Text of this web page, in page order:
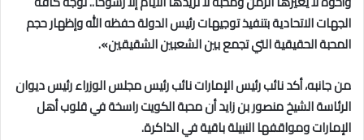
الجهات الاتحادية بتنفيذ توجيهات رئيس الدولة حفظه الله وإظهار حجم
المحبة الحقيقية التي تجمع بين الشعبين الشقيقين».
من جانبه، أكد نائب رئيس الإمارات نائب رئيس مجلس الوزراء رئيس ديوان
الرئاسة الشيخ منصور بن زايد أن محبة الكويت راسخة في قلوب أهل
الإمارات ومواقفها النبيلة باقية في الذاكرة.